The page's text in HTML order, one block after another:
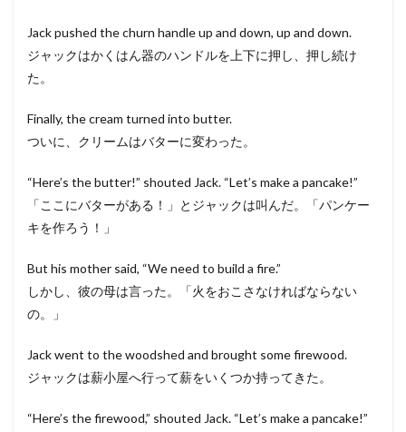
Jack pushed the churn handle up and down, up and down.
ジャックはかくはん器のハンドルを上下に押し、押し続け
た。
Finally, the cream turned into butter.
ついに、クリームはバターに変わった。
“Here’s the butter!” shouted Jack. “Let’s make a pancake!”
「ここにバターがある！」とジャックは叫んだ。「パンケー
キを作ろう！」
But his mother said, “We need to build a fire.”
しかし、彼の母は言った。「火をおこさなければならない
の。」
Jack went to the woodshed and brought some firewood.
ジャックは薪小屋へ行って薪をいくつか持ってきた。
“Here’s the firewood,” shouted Jack. “Let’s make a pancake!”